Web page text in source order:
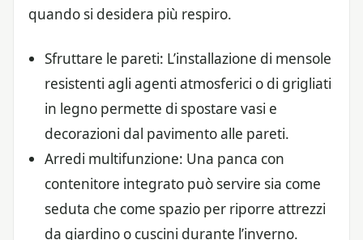
quando si desidera più respiro.
Sfruttare le pareti: L’installazione di mensole
resistenti agli agenti atmosferici o di grigliati
in legno permette di spostare vasi e
decorazioni dal pavimento alle pareti.
Arredi multifunzione: Una panca con
contenitore integrato può servire sia come
seduta che come spazio per riporre attrezzi
da giardino o cuscini durante l’inverno.